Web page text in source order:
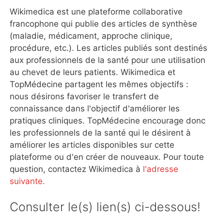
Wikimedica est une plateforme collaborative
francophone qui publie des articles de synthèse
(maladie, médicament, approche clinique,
procédure, etc.). Les articles publiés sont destinés
aux professionnels de la santé pour une utilisation
au chevet de leurs patients. Wikimedica et
TopMédecine partagent les mêmes objectifs :
nous désirons favoriser le transfert de
connaissance dans l'objectif d'améliorer les
pratiques cliniques. TopMédecine encourage donc
les professionnels de la santé qui le désirent à
améliorer les articles disponibles sur cette
plateforme ou d'en créer de nouveaux. Pour toute
question, contactez Wikimedica à l'adresse
suivante.
Consulter le(s) lien(s) ci-dessous!